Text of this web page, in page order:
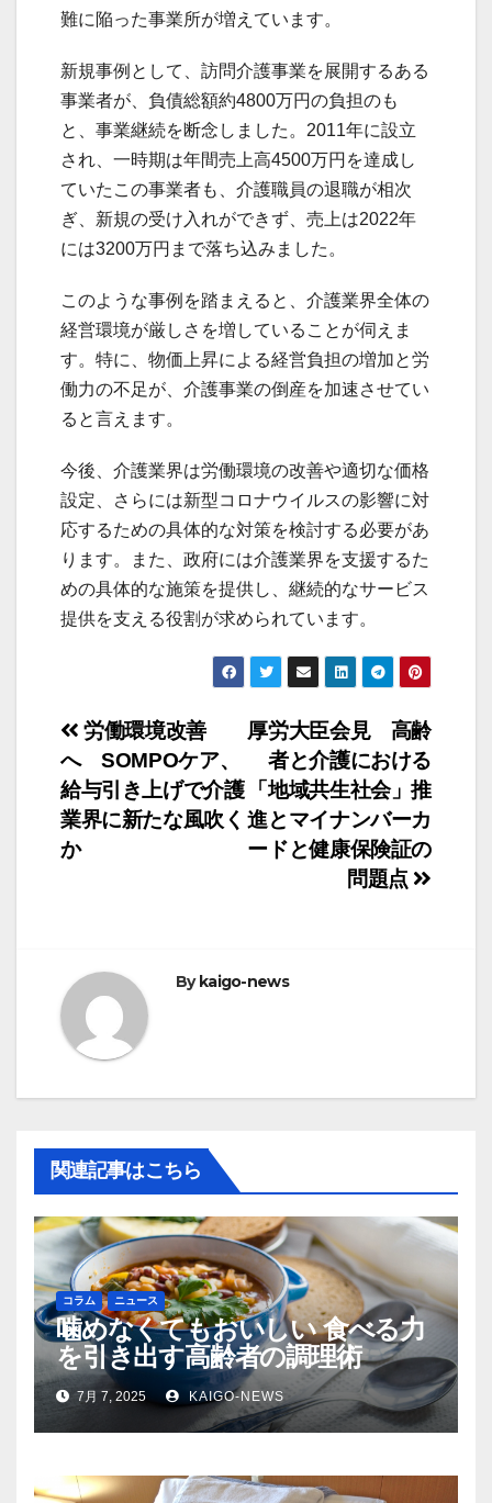
難に陥った事業所が増えています。
新規事例として、訪問介護事業を展開するある
事業者が、負債総額約4800万円の負担のも
と、事業継続を断念しました。2011年に設立
され、一時期は年間売上高4500万円を達成し
ていたこの事業者も、介護職員の退職が相次
ぎ、新規の受け入れができず、売上は2022年
には3200万円まで落ち込みました。
このような事例を踏まえると、介護業界全体の
経営環境が厳しさを増していることが伺えま
す。特に、物価上昇による経営負担の増加と労
働力の不足が、介護事業の倒産を加速させてい
ると言えます。
今後、介護業界は労働環境の改善や適切な価格
設定、さらには新型コロナウイルスの影響に対
応するための具体的な対策を検討する必要があ
ります。また、政府には介護業界を支援するた
めの具体的な施策を提供し、継続的なサービス
提供を支える役割が求められています。
投
稿
ナ
ビ
ー
シ
ョ
ン
厚労大臣会見 高齢
者と介護における
「地域共生社会」推
進とマイナンバーカ
ードと健康保険証の
問題点
労働環境改善
へ SOMPOケア、
給与引き上げで介護
業界に新たな風吹く
か
Bykaigo-news
関連記事はこちら
コラム ニュース
噛めなくてもおいしい 食べる力
を引き出す高齢者の調理術
7月 7, 2025 KAIGO-NEWS